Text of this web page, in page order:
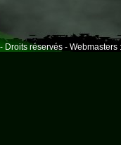
- Droits réservés - Webmasters